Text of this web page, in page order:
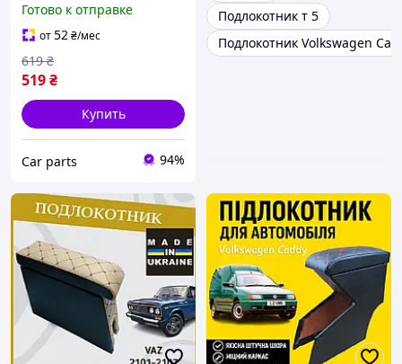
Коричневый бокс бар
Готово к отправке
от52₴/мес
519₴
619 ₴
Купить
Сar parts 94%
Подлокотник т 5
Подлокотник Volkswagen